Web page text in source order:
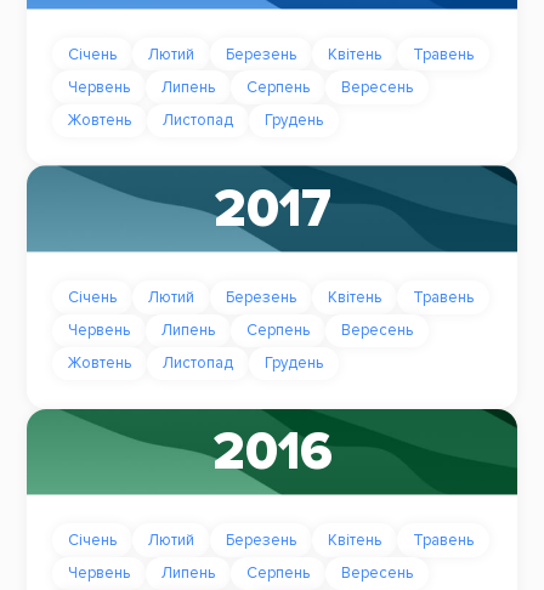
Січень Лютий Березень Квітень
Травень
Червень
Липень Серпень
Вересень
Жовтень
Листопад Грудень
2017
Січень Лютий Березень Квітень
Травень
Червень
Липень Серпень
Вересень
Жовтень
Листопад Грудень
2016
Січень Лютий Березень Квітень
Травень
Червень
Липень Серпень
Вересень